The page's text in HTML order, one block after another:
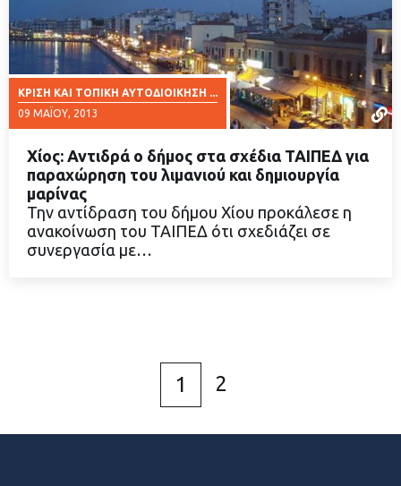
ΚΡΊΣΗ ΚΑΙ ΤΟΠΙΚΉ ΑΥΤΟΔΙΟΊΚΗΣΗ ...
09 ΜΑΪ́ΟΥ, 2013
ΔΙΑΒΑΣΤΕ ΠΕΡΙΣΣΟΤΕΡΑ
Χίος: Αντιδρά ο δήμος στα σχέδια ΤΑΙΠΕΔ για
παραχώρηση του λιμανιού και δημιουργία
μαρίνας
Την αντίδραση του δήμου Χίου προκάλεσε η
ανακοίνωση του ΤΑΙΠΕΔ ότι σχεδιάζει σε
συνεργασία με…
1 2